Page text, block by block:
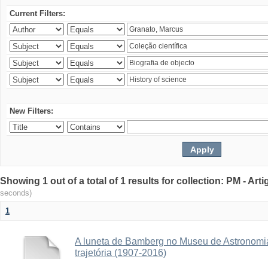
Current Filters:
New Filters:
Showing 1 out of a total of 1 results for collection: PM -
seconds)
1
A luneta de Bamberg no Museu de
trajetória (1907-2016)